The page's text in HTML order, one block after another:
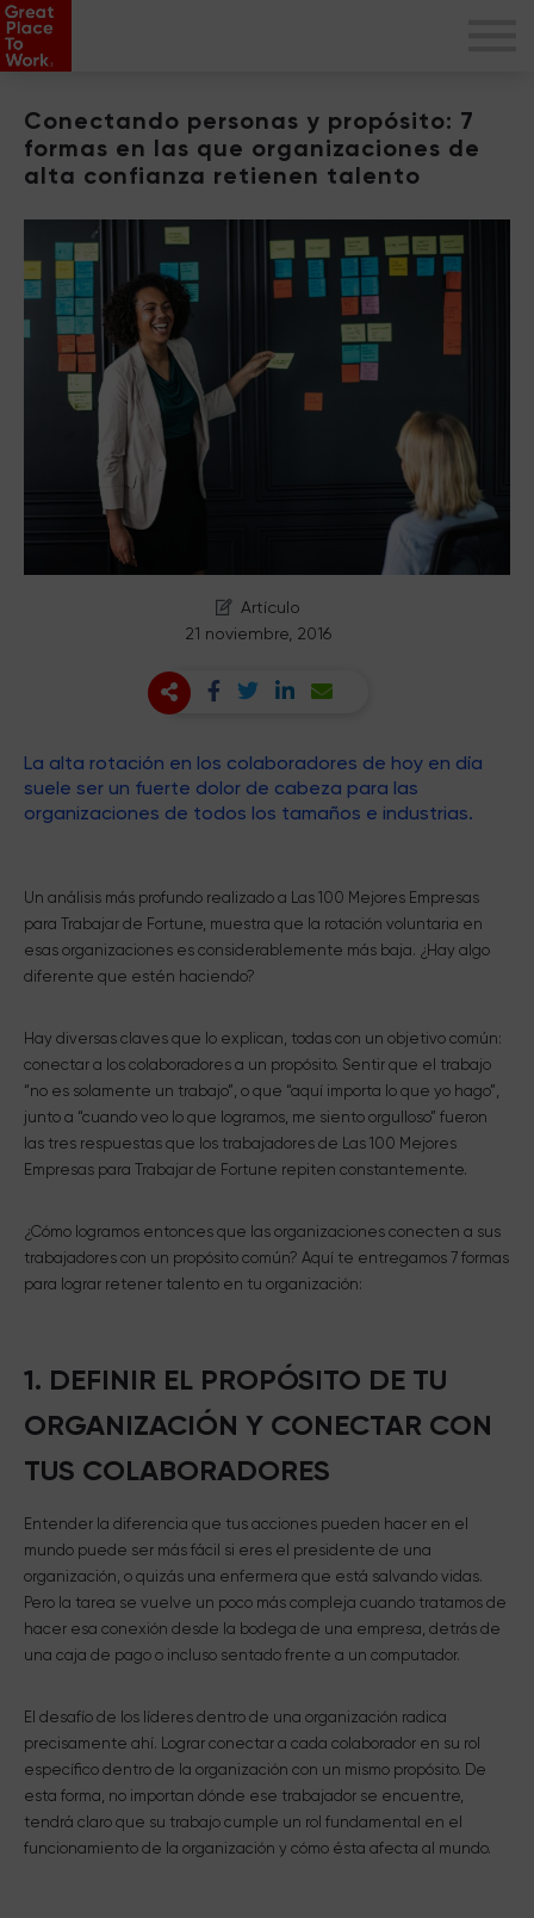
Conectando personas y propósito: 7
formas en las que organizaciones de
alta confianza retienen talento
Artículo
21 noviembre, 2016
La alta rotación en los colaboradores de hoy en día
suele ser un fuerte dolor de cabeza para las
organizaciones de todos los tamaños e industrias.
Un análisis más profundo realizado a Las 100 Mejores Empresas
para Trabajar de Fortune, muestra que la rotación voluntaria en
esas organizaciones es considerablemente más baja. ¿Hay algo
diferente que estén haciendo?
Hay diversas claves que lo explican, todas con un objetivo común:
conectar a los colaboradores a un propósito. Sentir que el trabajo
“no es solamente un trabajo”, o que “aquí importa lo que yo hago”,
junto a “cuando veo lo que logramos, me siento orgulloso” fueron
las tres respuestas que los trabajadores de Las 100 Mejores
Empresas para Trabajar de Fortune repiten constantemente.
¿Cómo logramos entonces que las organizaciones conecten a sus
trabajadores con un propósito común? Aquí te entregamos 7 formas
para lograr retener talento en tu organización:
1. DEFINIR EL PROPÓSITO DE TU
ORGANIZACIÓN Y CONECTAR CON
TUS COLABORADORES
Entender la diferencia que tus acciones pueden hacer en el
mundo puede ser más fácil si eres el presidente de una
organización, o quizás una enfermera que está salvando vidas.
Pero la tarea se vuelve un poco más compleja cuando tratamos de
hacer esa conexión desde la bodega de una empresa, detrás de
una caja de pago o incluso sentado frente a un computador.
El desafío de los líderes dentro de una organización radica
precisamente ahí. Lograr conectar a cada colaborador en su rol
específico dentro de la organización con un mismo propósito. De
esta forma, no importan dónde ese trabajador se encuentre,
tendrá claro que su trabajo cumple un rol fundamental en el
funcionamiento de la organización y cómo ésta afecta al mundo.